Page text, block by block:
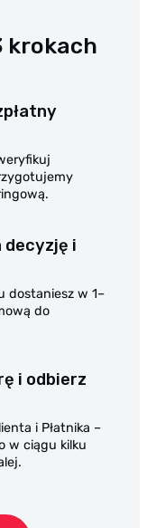
krokach
decyzję i
dostaniesz w 1–
do
i odbierz
i Płatnika –
w ciągu kilku